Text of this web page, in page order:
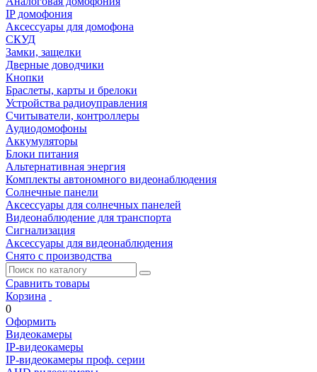
IP домофония
Аксессуары для домофона
СКУД
Замки, защелки
Дверные доводчики
Кнопки
Браслеты, карты и брелоки
Устройства радиоуправления
Считыватели, контроллеры
Аудиодомофоны
Аккумуляторы
Блоки питания
Альтернативная энергия
Комплекты автономного видеонаблюдения
Солнечные панели
Аксессуары для солнечных панелей
Видеонаблюдение для транспорта
Сигнализация
Аксессуары для видеонаблюдения
Снято с производства
Сравнить товары
Корзина
0
Оформить
Видеокамеры
IP-видеокамеры
IP-видеокамеры проф. серии